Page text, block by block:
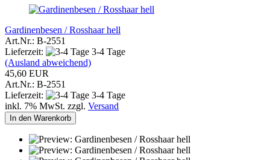
Gardinenbesen / Rosshaar hell
Art.Nr.: B-2551
Lieferzeit:
3-4 Tage
(Ausland abweichend)
45,60 EUR
Art.Nr.: B-2551
Lieferzeit:
3-4 Tage
inkl. 7% MwSt. zzgl. Versand
In den Warenkorb